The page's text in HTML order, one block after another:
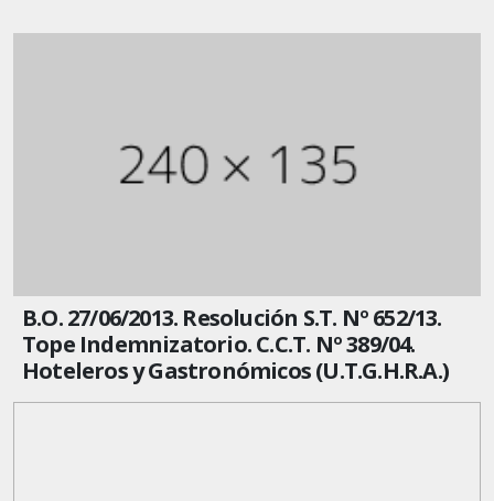
B.O. 27/06/2013. Resolución S.T. Nº 652/13.
Tope Indemnizatorio. C.C.T. Nº 389/04.
Hoteleros y Gastronómicos (U.T.G.H.R.A.)